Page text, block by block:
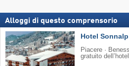
Alloggi di questo comprensorio
Hotel Sonnalp
Piacere ·
gratuito dell’hotel